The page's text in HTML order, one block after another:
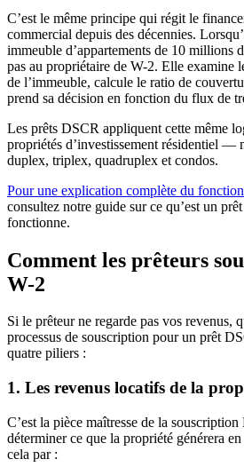
C’est le même principe qui régit le
commercial depuis des décennies.
immeuble d’appartements de 10 millions
pas au propriétaire de W-2. Elle examine
de l’immeuble, calcule le ratio de
prend sa décision en fonction du flux de
Les prêts DSCR appliquent cette même
propriétés d’investissement résidentiel —
duplex, triplex, quadruplex et condos.
Pour une explication complète du
consultez notre guide sur ce qu’est un
fonctionne.
Comment les prêteurs
W-2
Si le prêteur ne regarde pas vos revenus,
processus de souscription pour un prêt
quatre piliers :
1. Les revenus locatifs de la
C’est la pièce maîtresse de la
déterminer ce que la propriété générera
cela par :